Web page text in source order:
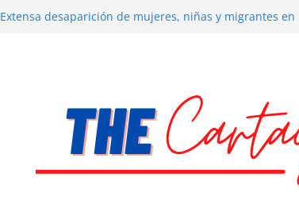
Extensa desaparición de mujeres, niñas y migrantes en
Residuos mineros, riesgo ambiental en México
Alarma a expertos de ONU la muerte de preso político en